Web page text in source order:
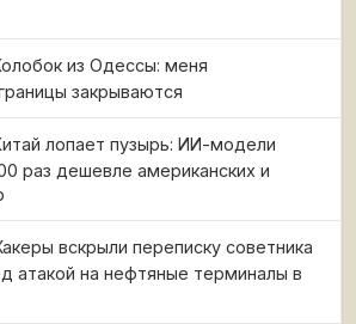
из Одессы: меня
закрываются
лопает пузырь: ИИ-модели
раз дешевле американских и
вскрыли переписку советника
атакой на нефтяные терминалы в